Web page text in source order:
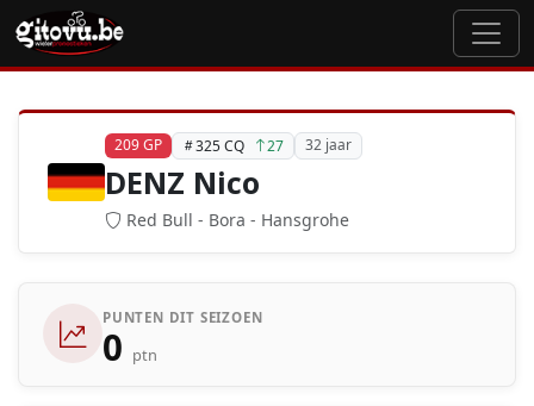
209 GP 325 CQ 27 32 jaar
DENZ Nico
Red Bull - Bora - Hansgrohe
PUNTEN DIT SEIZOEN
0 ptn